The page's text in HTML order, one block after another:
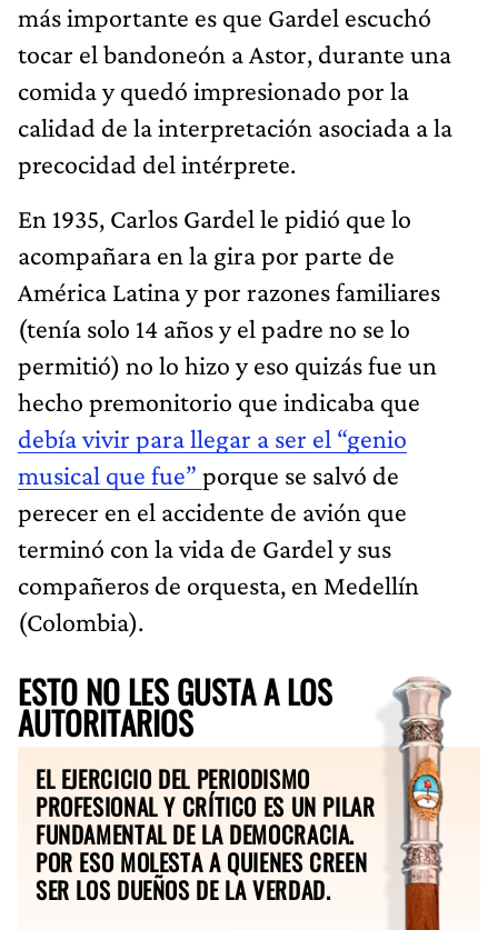
más importante es que Gardel escuchó
tocar el bandoneón a Astor, durante una
comida y quedó impresionado por la
calidad de la interpretación asociada a la
precocidad del intérprete.
En 1935, Carlos Gardel le pidió que lo
acompañara en la gira por parte de
América Latina y por razones familiares
(tenía solo 14 años y el padre no se lo
permitió) no lo hizo y eso quizás fue un
hecho premonitorio que indicaba que
debía vivir para llegar a ser el “genio
musical que fue” porque se salvó de
perecer en el accidente de avión que
terminó con la vida de Gardel y sus
compañeros de orquesta, en Medellín
(Colombia).
ESTO NO LES GUSTA A LOS
AUTORITARIOS
EL EJERCICIO DEL PERIODISMO
PROFESIONAL Y CRÍTICO ES UN PILAR
FUNDAMENTAL DE LA DEMOCRACIA.
POR ESO MOLESTA A QUIENES CREEN
SER LOS DUEÑOS DE LA VERDAD.